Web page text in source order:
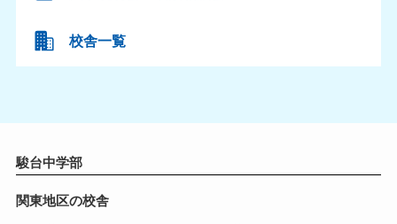
校舎一覧
駿台中学部
関東地区の校舎